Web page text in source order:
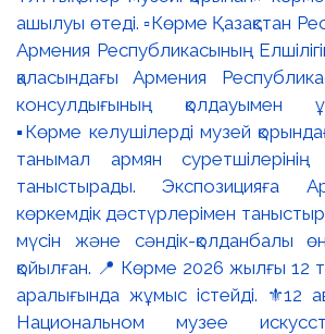
ашылуы өтеді. ▫️Көрме Қазақстан
Армения Республикасының
қаласындағы Армения
консулдығының қолдауымен
▪️Көрме келушілерді музей
танымал армян
таныстырады. Экспозицияға
көркемдік дәстүрлерімен
мүсін және сәндік-қолданбалы
қойылған. 📍 Көрме 2026 жылғы 12
аралығында жұмыс істейді. ⚜️12
Национальном музее